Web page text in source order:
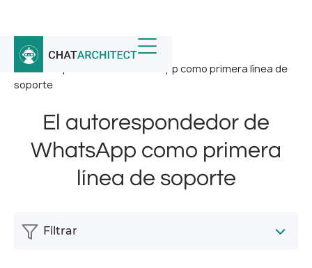
Inicio Noticias /
El autorespondedor de WhatsApp como primera línea de
soporte
El autorespondedor de
WhatsApp como primera
línea de soporte
Filtrar